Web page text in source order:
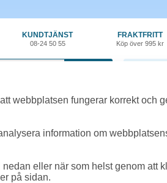
KUNDTJÄNST
08-24 50 55
FRAKTFRITT
Köp över 995 kr
Transit krom 4st/fp
Distanspinnar Transit
Distanspinnar till Transit brevkorg.
webbplatsen fungerar korrekt och
information om
eller när som helst genom att
på sidan.